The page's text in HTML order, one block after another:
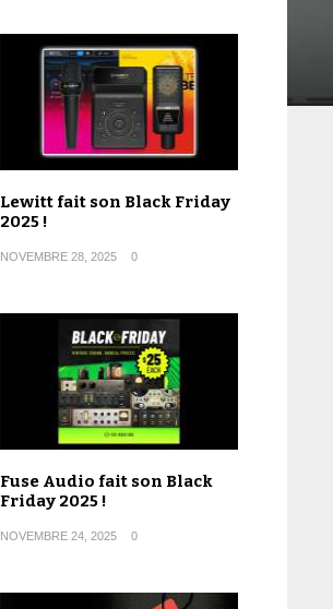
Lewitt fait son Black Friday
2025 !
NOVEMBRE 28, 2025 0
Fuse Audio fait son Black
Friday 2025 !
NOVEMBRE 24, 2025 0